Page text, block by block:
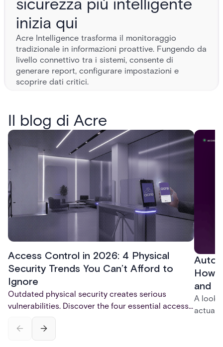
sicurezza più intelligente
inizia qui
Acre Intelligence trasforma il monitoraggio
tradizionale in informazioni proattive. Fungendo da
livello connettivo tra i sistemi, consente di
generare report, configurare impostazioni e
scoprire dati critici.
A MASTERY
Proteggi le tue persone, i tuoi locali e i tuoi dati con soluzioni
di sicurezza digitale e fisica resilienti.
Il blog di Acre
Access Control in 2026: 4 Physical
Security Trends You Can’t Afford to
Ignore
Outdated physical security creates serious
vulnerabilities. Discover the four essential access
control trends for 2026 - mobile credentials,
touchless entry, AI-powered monitoring, and total
system integration - that are reshaping physical
How
and
A look